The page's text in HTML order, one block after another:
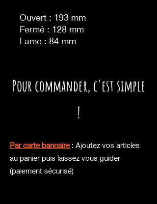
Ouvert : 193 mm
Fermé : 128 mm
Lame : 84 mm
Pour commander, c'est simple
!
Par carte bancaire: Ajoutez vos articles
au panier puis laissez vous guider
(paiement sécurisé)